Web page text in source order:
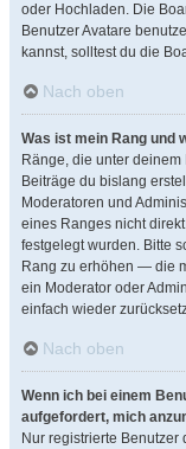
oder Hochladen. Die
Benutzer Avatare
kannst, solltest du die
Nach oben
Was ist mein Rang und
Ränge, die unter
Beiträge du bislang
Moderatoren und
eines Ranges nicht
festgelegt wurden. Bitte
Rang zu erhöhen — die
ein Moderator oder
einfach wieder
Nach oben
Wenn ich bei einem
aufgefordert, mich
Nur registrierte